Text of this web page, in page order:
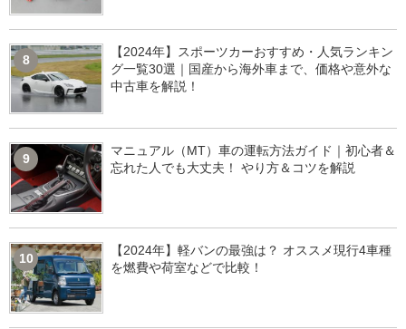
8
【2024年】スポーツカーおすすめ・人気ランキン
グ一覧30選｜国産から海外車まで、価格や意外な
中古車を解説！
9
マニュアル（MT）車の運転方法ガイド｜初心者＆
忘れた人でも大丈夫！ やり方＆コツを解説
10
【2024年】軽バンの最強は？ オススメ現行4車種
を燃費や荷室などで比較！